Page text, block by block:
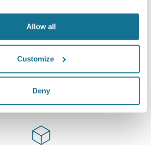
Allow all
Customize
Deny
からもお勧めされています。